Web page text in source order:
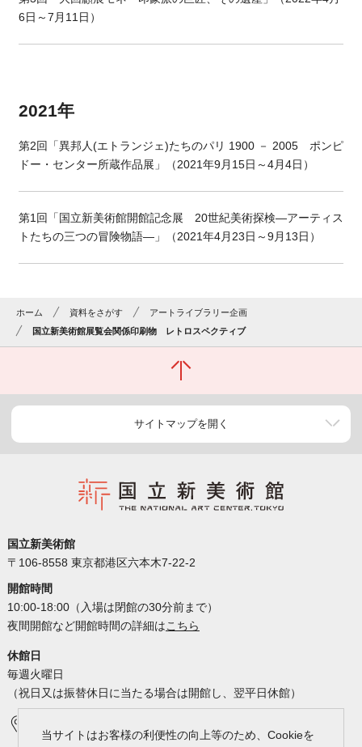
当サイトはお客様の利便性の向上等のため、Cookieを
6日～7月11日）
2021年
第2回「異邦人(エトランジェ)たちのパリ 1900 － 2005 ポンピ
ドー・センター所蔵作品展」（2021年9月15日～4月4日）
第1回「国立新美術館開館記念展 20世紀美術探検―アーティス
トたちの三つの冒険物語―」（2021年4月23日～9月13日）
ホーム 資料をさがす
アートライブラリー企画
国立新美術館展覧会関係印刷物 レトロスペクティブ
サイトマップを開く
国立新美術館
〒106-8558 東京都港区六本木7-22-2
開館時間
10:00-18:00（入場は閉館の30分前まで）
夜間開館など開館時間の詳細はこちら
休館日
毎週火曜日
（祝日又は振替休日に当たる場合は開館し、翌平日休館）